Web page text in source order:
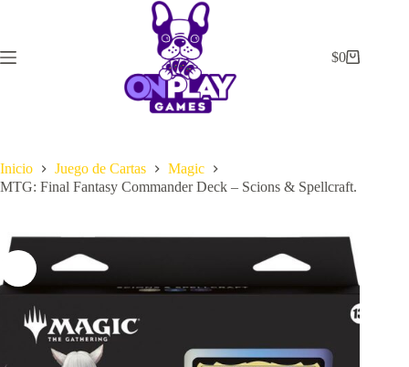
Carrito
$0
Inicio Juego de Cartas
Magic
MTG: Final Fantasy Commander Deck – Scions & Spellcraft.